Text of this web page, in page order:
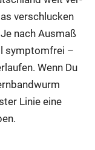
ver­schlu­cken
nach Aus­maß
sym­ptom­frei –
Wenn Du
Linie eine